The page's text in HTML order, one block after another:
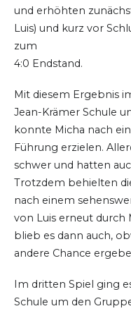
und erhöhten
Luis) und kurz vor
zum
4:0 Endstand.
Mit diesem Ergebnis
Jean-Krämer Schule
konnte Micha nach
Führung erzielen.
schwer und hatten
Trotzdem behielten
nach einem
von Luis erneut durch
blieb es dann auch,
andere Chance
Im dritten Spiel ging
Schule um den